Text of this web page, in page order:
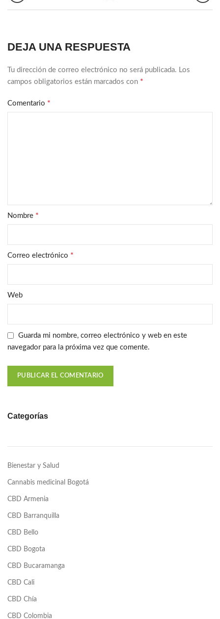
DEJA UNA RESPUESTA
Tu dirección de correo electrónico no será publicada. Los
campos obligatorios están marcados con *
Comentario *
Nombre *
Correo electrónico *
Web
Guarda mi nombre, correo electrónico y web en este
navegador para la próxima vez que comente.
Categorías
Bienestar y Salud
Cannabis medicinal Bogotá
CBD Armenia
CBD Barranquilla
CBD Bello
CBD Bogota
CBD Bucaramanga
CBD Cali
CBD Chía
CBD Colombia